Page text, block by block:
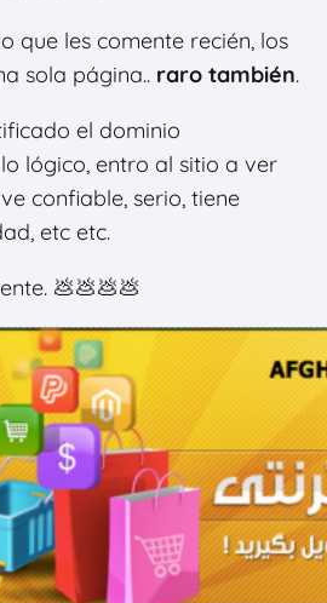
que les comente recién, los
sola página.. raro también.
el dominio
lógico, entro al sitio a ver
confiable, serio, tiene
etc etc.
💩💩💩💩